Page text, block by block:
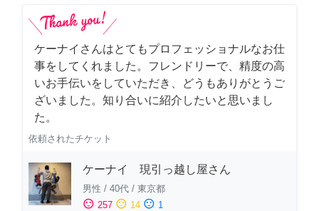
ケーナイさんはとてもプロフェッショナルなお仕
事をしてくれました。フレンドリーで、精度の高
いお手伝いをしていただき、どうもありがとうご
ざいました。知り合いに紹介したいと思いまし
た。
依頼されたチケット
ケーナイ 現引っ越し屋さん
男性 / 40代 / 東京都
sentiment_satisfied 257 sentiment_neutral 14 sentiment_dissatisfied 1